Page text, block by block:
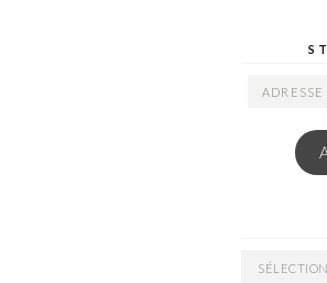
ADRESSE
ARCHIVES